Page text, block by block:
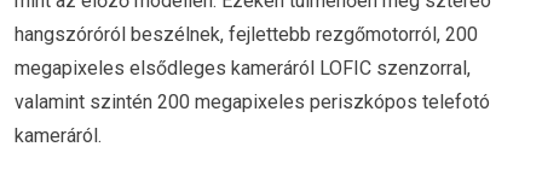
hangszóróról beszélnek, fejlettebb rezgőmotorról, 200
megapixeles elsődleges kameráról LOFIC szenzorral,
valamint szintén 200 megapixeles periszkópos telefotó
kameráról.